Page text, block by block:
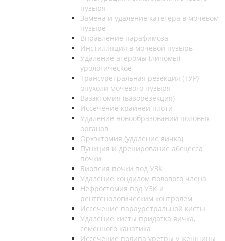
пузыря
Замена и удаление катетера в мочевом
пузыре
Вправление парафимоза
Инстилляция в мочевой пузырь
Удаление атеромы (липомы)
урологическое
Трансуретральная резекция (ТУР)
опухоли мочевого пузыря
Вазэктомия (вазорезекция)
Иссечение крайней плоти
Удаление новообразований половых
органов
Орхэктомия (удаление яичка)
Пункция и дренирование абсцесса
почки
Биопсия почки под УЗК
Удаление кондилом полового члена
Нефростомия под УЗК и
рентгенологическим контролем
Иссечение парауретральной кисты
Удаление кисты придатка яичка,
семенного канатика
Иссечение полипа уретры у женщины